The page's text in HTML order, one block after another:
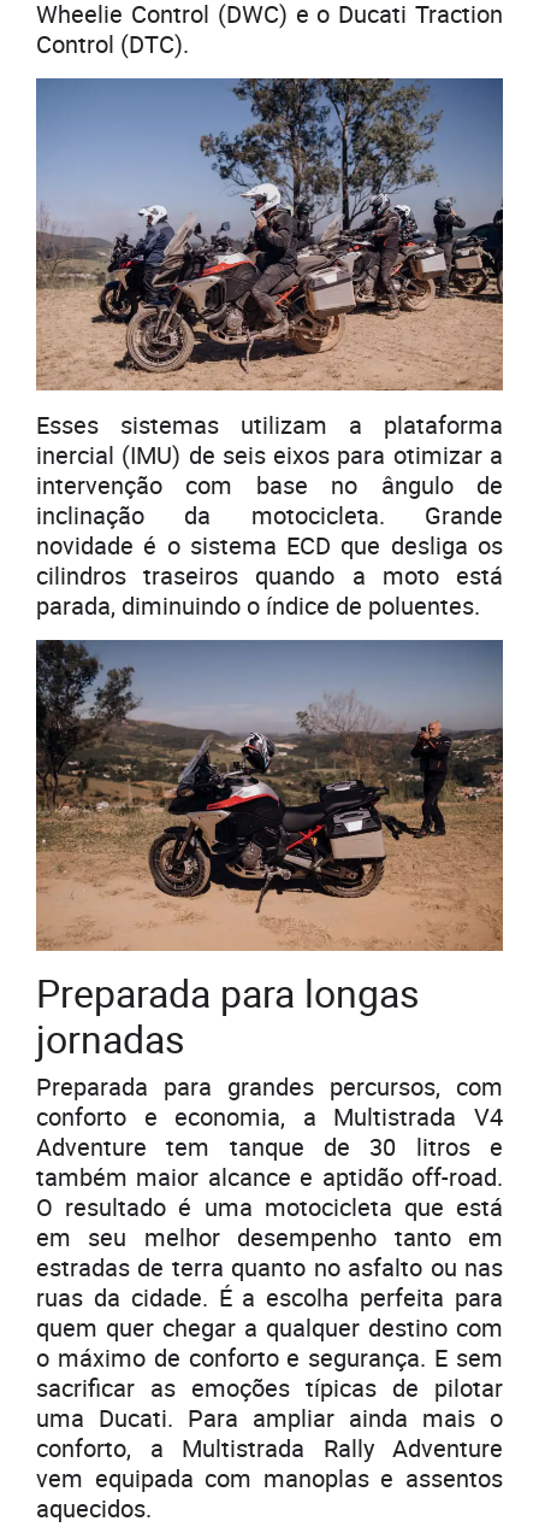
Wheelie Control (DWC) e o Ducati Traction
Control (DTC).
Esses sistemas utilizam a plataforma
inercial (IMU) de seis eixos para otimizar a
intervenção com base no ângulo de
inclinação da motocicleta. Grande
novidade é o sistema ECD que desliga os
cilindros traseiros quando a moto está
parada, diminuindo o índice de poluentes.
Preparada para longas
jornadas
Preparada para grandes percursos, com
conforto e economia, a Multistrada V4
Adventure tem tanque de 30 litros e
também maior alcance e aptidão off-road.
O resultado é uma motocicleta que está
em seu melhor desempenho tanto em
estradas de terra quanto no asfalto ou nas
ruas da cidade. É a escolha perfeita para
quem quer chegar a qualquer destino com
o máximo de conforto e segurança. E sem
sacrificar as emoções típicas de pilotar
uma Ducati. Para ampliar ainda mais o
conforto, a Multistrada Rally Adventure
vem equipada com manoplas e assentos
aquecidos.